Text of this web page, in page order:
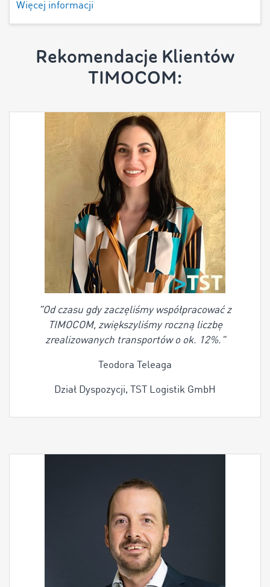
Więcej informacji
Rekomendacje Klientów
TIMOCOM:
"Od czasu gdy zaczęliśmy współpracować z
TIMOCOM, zwiększyliśmy roczną liczbę
zrealizowanych transportów o ok. 12%."
Teodora Teleaga
Dział Dyspozycji, TST Logistik GmbH